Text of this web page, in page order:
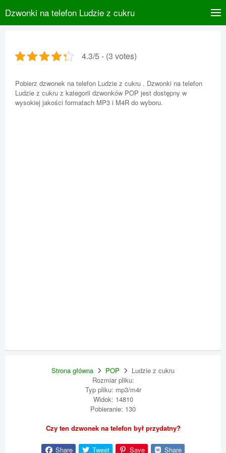
Dzwonki na telefon Ludzie z cukru
4.3/5 - (3 votes)
Pobierz dzwonek na telefon Ludzie z cukru . Dzwonki na telefon
Ludzie z cukru z kategorii dzwonków POP jest dostępny w
wysokiej jakości formatach MP3 i M4R do wyboru.
Strona główna POP
Ludzie z cukru
Rozmiar pliku:
Typ pliku: mp3/m4r
Widok: 14810
Pobieranie: 130
Czy ten dzwonek na telefon był przydatny?
Share Tweet Save Share